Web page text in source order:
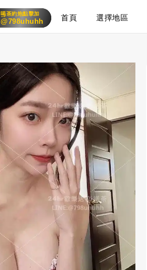
喝茶約炮點擊加
賴
24小時客服在線
@798uhuhh 首頁 選擇地區